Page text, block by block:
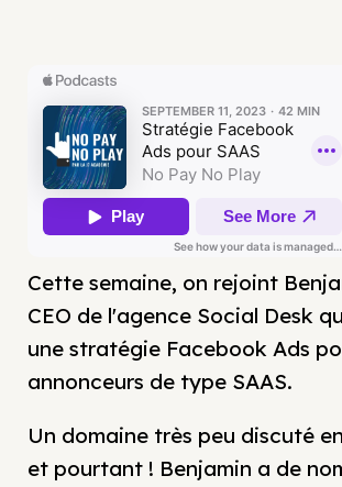
Cette semaine, on rejoint
CEO de l'agence Social Desk
une stratégie Facebook Ads
annonceurs de type SAAS.
Un domaine très peu discuté
et pourtant ! Benjamin a de